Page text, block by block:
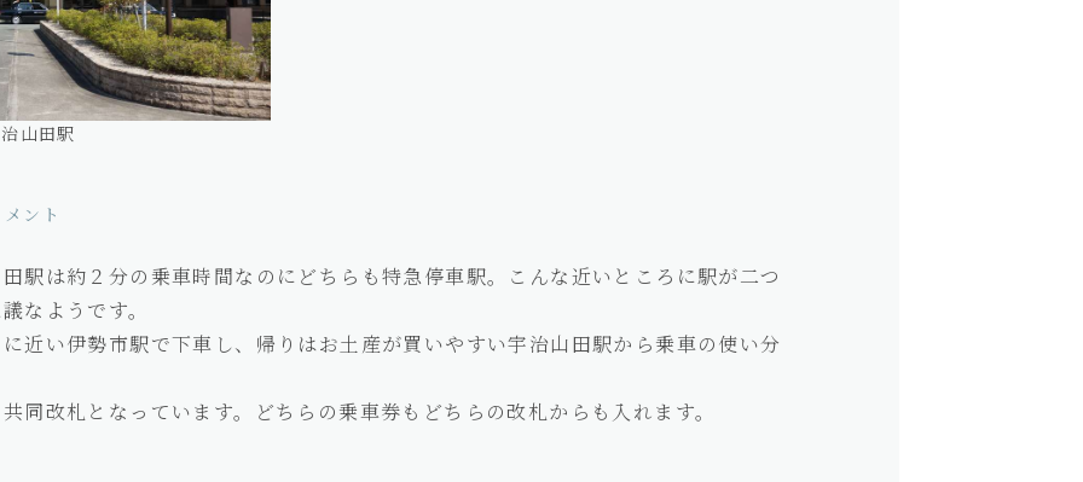
山田駅
ント
駅は約２分の乗車時間なのにどちらも特急停車駅。こんな近いところに駅が二つ
なようです。
近い伊勢市駅で下車し、帰りはお土産が買いやすい宇治山田駅から乗車の使い分
同改札となっています。どちらの乗車券もどちらの改札からも入れます。